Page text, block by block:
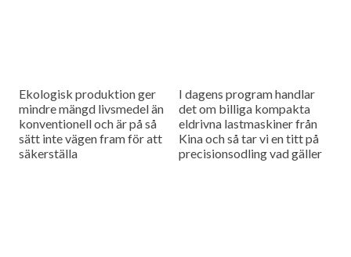
Ekologisk produktion ger
mindre mängd livsmedel än
konventionell och är på så
sätt inte vägen fram för att
säkerställa
I dagens program handlar
det om billiga kompakta
eldrivna lastmaskiner från
Kina och så tar vi en titt på
precisionsodling vad gäller